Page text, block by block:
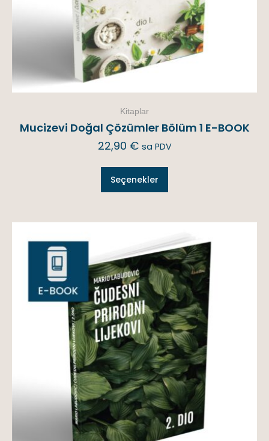
Kitaplar
Mucizevi Doğal Çözümler Bölüm 1 E-BOOK
22,90 € sa PDV
Seçenekler